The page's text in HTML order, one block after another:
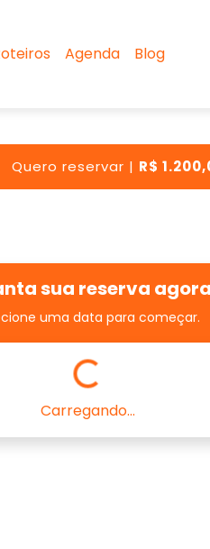
Agenda Blog
Quero reservar | R$
sua reserva
uma data para começar.
Carregando...